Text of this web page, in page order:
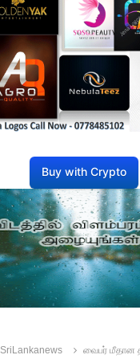
Buy with Crypto
SriLankanews வைபர் மீதான